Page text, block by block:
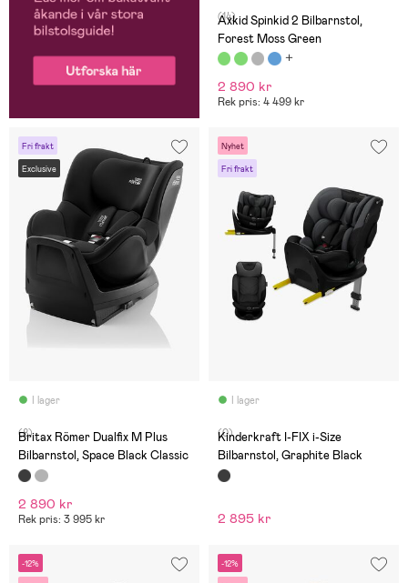
”liggläge” när han somnat.
REKOMENDERAR 👍🏼
(14)
Axkid Spinkid 2 Bilbarnstol,
Forest Moss Green
2 890 kr
Rek pris: 4 499 kr
Fri frakt
Exclusive
I lager
(8)
Britax Römer Dualfix M Plus
Bilbarnstol, Space Black Classic
2 890 kr
Rek pris: 3 995 kr
Nyhet
Fri frakt
I lager
(0)
Kinderkraft I-FIX i-Size
Bilbarnstol, Graphite Black
2 895 kr
-12% -12%